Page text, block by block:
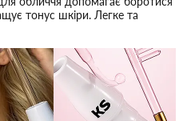
тонус шкіри. Легке та